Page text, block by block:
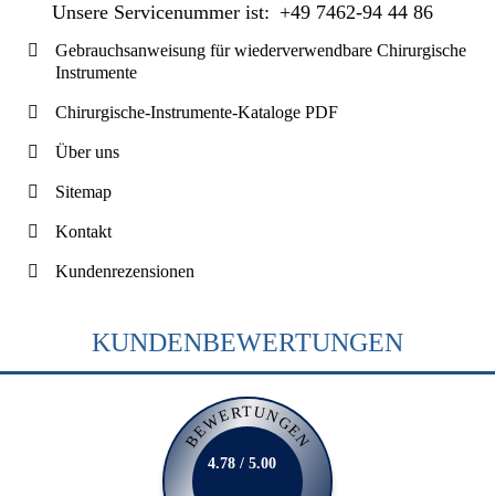
Unsere Servicenummer ist: +49 7462-94 44 86
Gebrauchsanweisung für wiederverwendbare Chirurgische
Instrumente
Chirurgische-Instrumente-Kataloge PDF
Über uns
Sitemap
Kontakt
Kundenrezensionen
KUNDENBEWERTUNGEN
BEWERTUNGEN
4.78 / 5.00